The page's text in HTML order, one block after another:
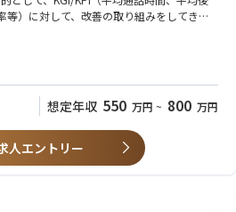
する複数サービスのサポート体制を、関係
質・生産性）の可視化を行い、プロセス改
化を主導する
先やグループ会社との連携体制を築き、ベ
ペレーションの質を担保する
」「Pocket Musubi」「Musubi AI在庫管
、全体方針の企画・推進、個別事象の対応
等）に対して、改善の取り組みをしてきた
携・協力し合って業務遂行できるスキル
がメインのため、特に部門をまたいだ
センターでの実務経験（Mgr以上）
なチーム（営業や開発など）との調整をさ
想定年収 550 万円 ~ 800 万円
人エントリー